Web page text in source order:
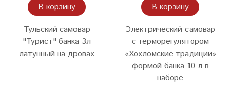
В корзину
Тульский самовар
"Турист" банка 3л
латунный на дровах
В корзину
Электрический самовар
с терморегулятором
«Хохломские традиции»
формой банка 10 л в
наборе